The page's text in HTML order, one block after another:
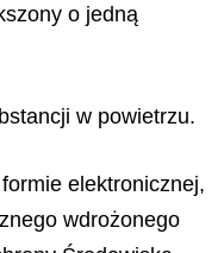
o jedną
w powietrzu.
elektronicznej,
wdrożonego